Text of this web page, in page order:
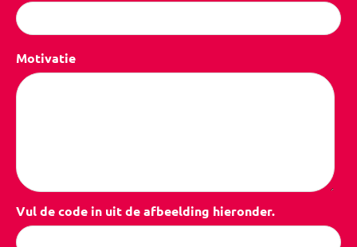
Motivatie
Vul de code in uit de afbeelding hieronder.